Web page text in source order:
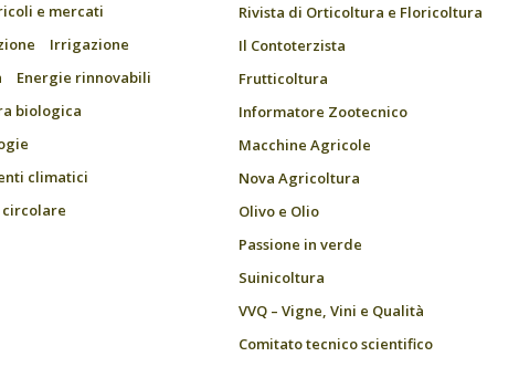
e mercati
Irrigazione
Energie rinnovabili
biologica
climatici
circolare
Rivista di Orticoltura e Floricoltura
Il Contoterzista
Frutticoltura
Informatore Zootecnico
Macchine Agricole
Nova Agricoltura
Olivo e Olio
Passione in verde
Suinicoltura
VVQ – Vigne, Vini e Qualità
Comitato tecnico scientifico